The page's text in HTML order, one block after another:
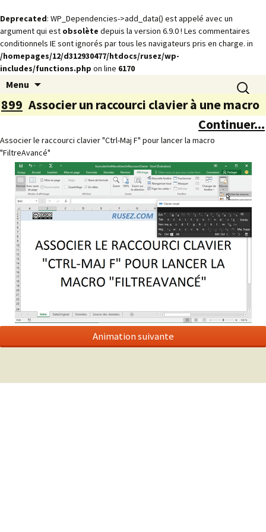
Deprecated: WP_Dependencies->add_data() est appelé avec un
argument qui est obsolète depuis la version 6.9.0 ! Les commentaires
conditionnels IE sont ignorés par tous les navigateurs pris en charge. in
/homepages/12/d312930477/htdocs/rusez/wp-
includes/functions.php on line 6170
rusez.com
Animations
Menu
contenu
899 Associer un raccourci clavier à une macro
Continuer...
Associer le raccourci clavier "Ctrl-Maj F" pour lancer la macro
"FiltreAvancé"